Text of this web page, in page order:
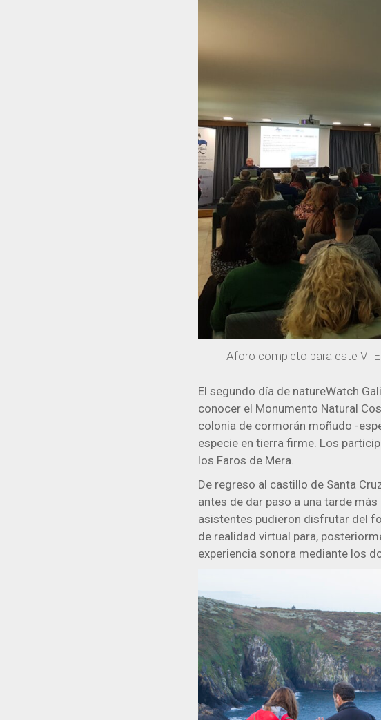
Aforo completo para este VI
El segundo día de natureWatch
conocer el Monumento Natural
colonia de cormorán moñudo -
especie en tierra firme. Los
los Faros de Mera.
De regreso al castillo de Santa
antes de dar paso a una tarde
asistentes pudieron disfrutar del
de realidad virtual para,
experiencia sonora mediante los